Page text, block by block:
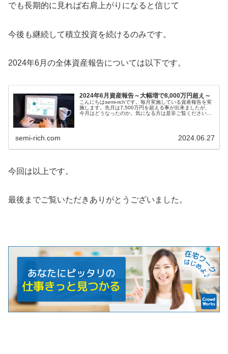
でも長期的に見れば右肩上がりになると信じて
今後も継続して積立投資を続けるのみです。
2024年6月の全体資産報告については以下です。
2024年6月資産報告～大幅増で8,000万円超え～
こんにちはsemi-richです。毎月実施している資産報告を実
施します。先月は7,500万円を超える事が出来ましたが、
今月はどうなったのか。気になる方は是非ご覧ください。
semi-rich.com 2024.06.27
今回は以上です。
最後までご覧いただきありがとうございました。